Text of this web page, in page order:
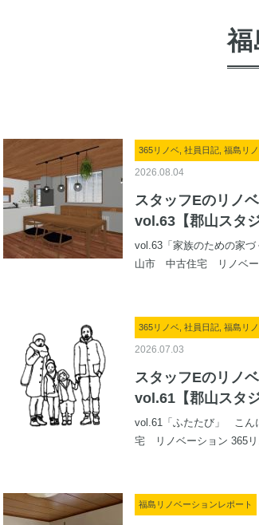
福
365リノベ, 社員日記, 福島リ
2026.08.04
スタッフEのリノ
vol.63【郡山スタジ
vol.63「家族のための家
山市 中古住宅 リノベー
365リノベ, 社員日記, 福島リ
2026.07.03
スタッフEのリノ
vol.61【郡山スタジ
vol.61「ふたたび」 こ
宅 リノベーション 365
福島リノベーションレポート